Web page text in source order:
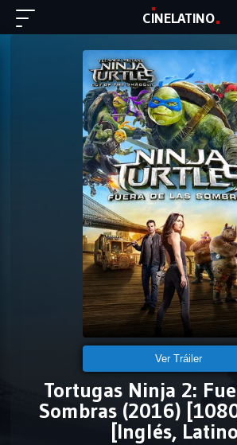
CINELATINO
Ver Tráiler
Tortugas Ninja 2:
Sombras (2016)
[Inglés,